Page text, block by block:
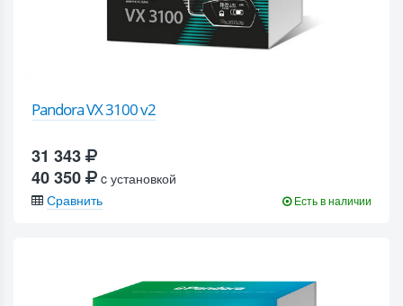
Pandora VX 3100 v2
31 343
40 350
c установкой
Сравнить
Есть в наличии